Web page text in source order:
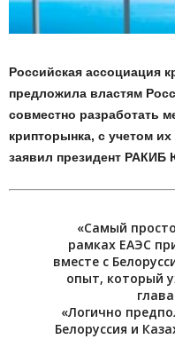
Российская ассоциация
предложила властям
совместно разработать
крипторынка, с учетом
заявил президент РАКИБ
«Самый
рамках ЕАЭС
вместе с
опыт, который
«Логично
Белоруссия и